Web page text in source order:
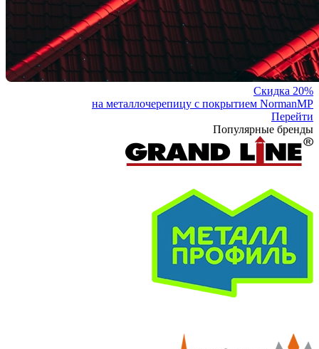
Скидка 20%
на металлочерепицу с покрытием NormanMP
Перейти
Популярные бренды